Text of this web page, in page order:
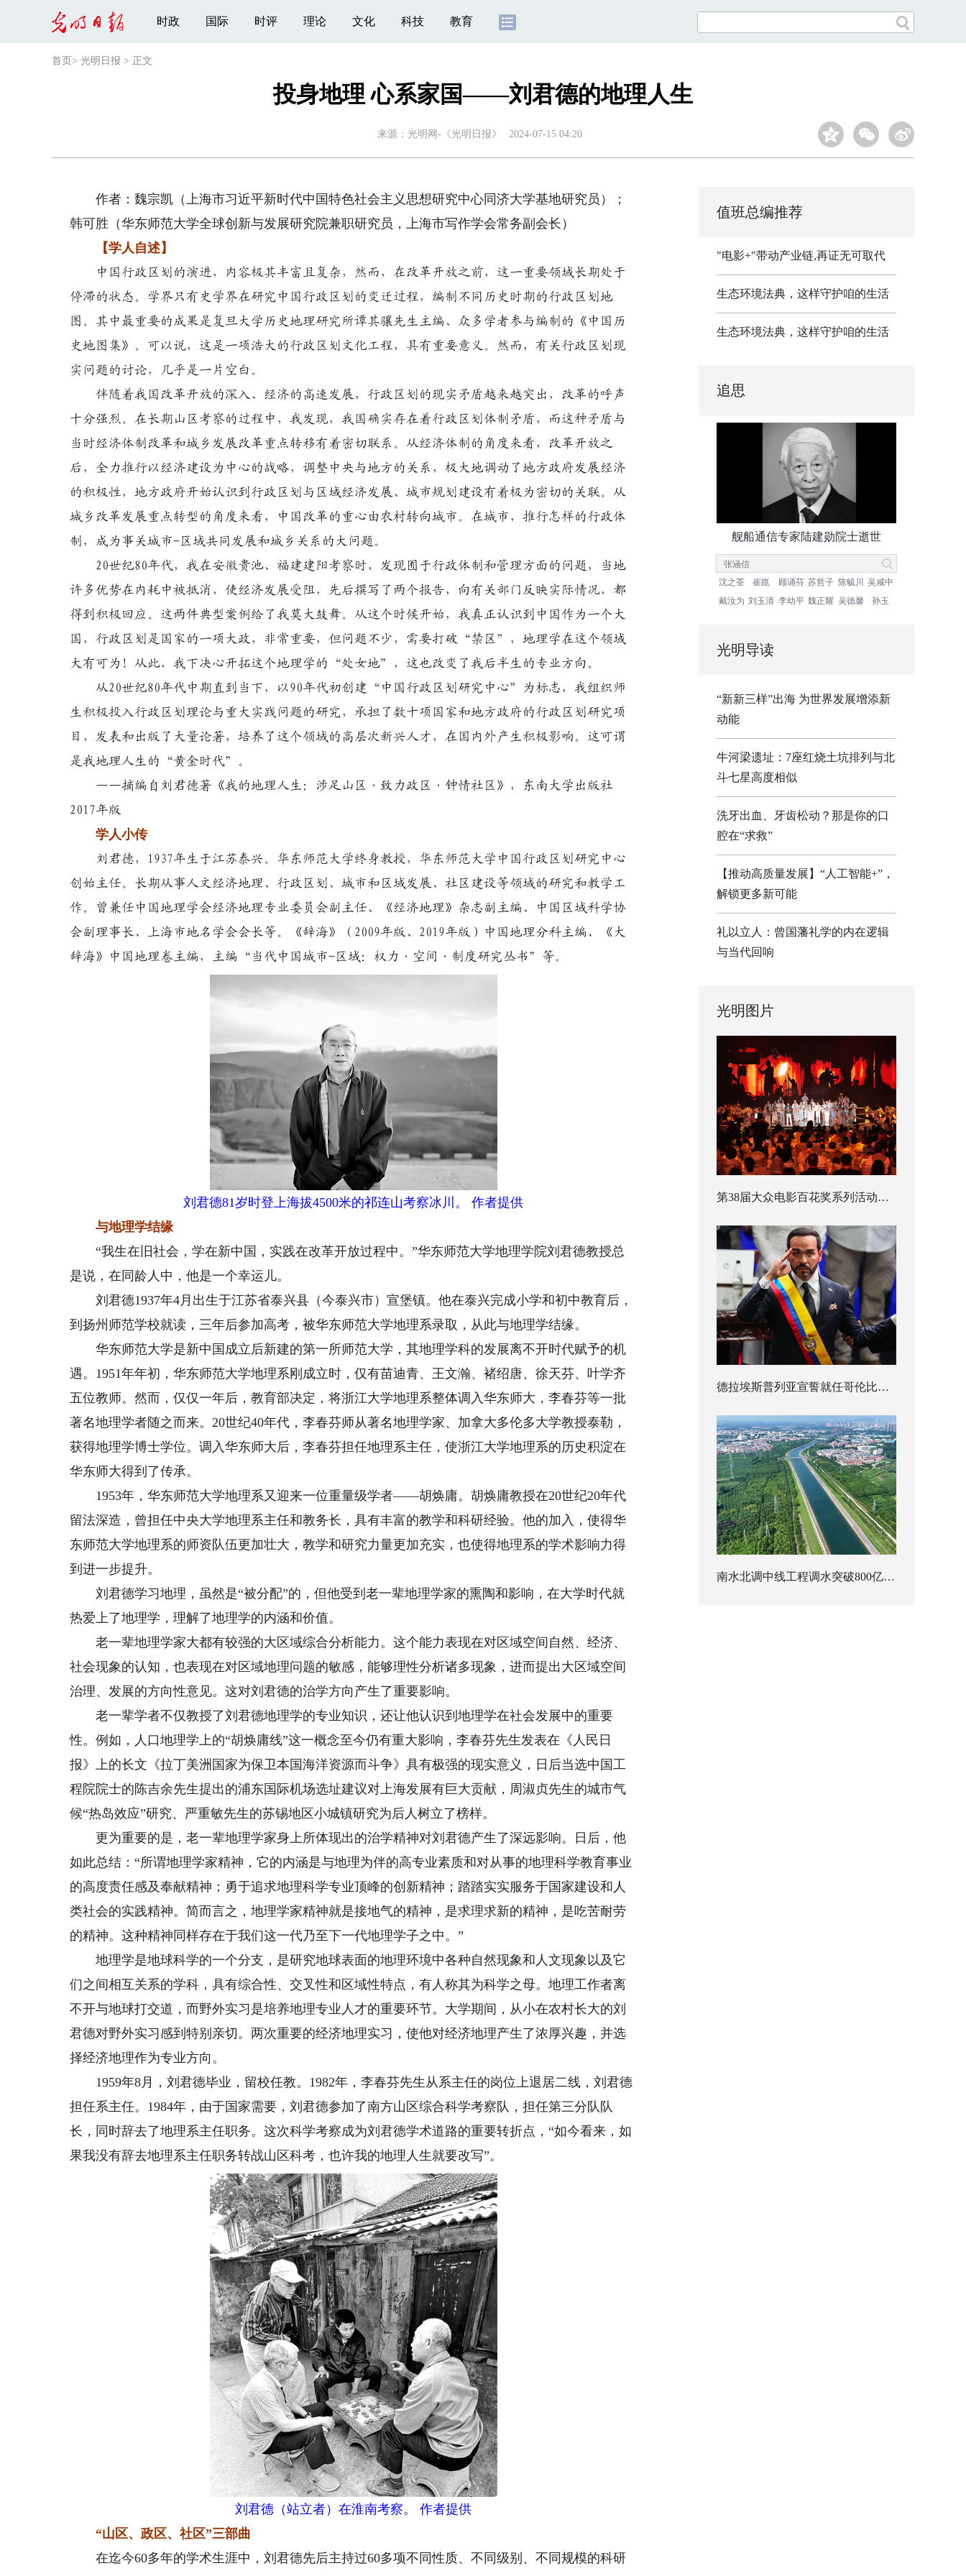
时政 国际 时评 理论 文化 科技 教育
首页 > 光明日报 > 正文
投身地理 心系家国——刘君德的地理人生
来源： 光明网-《光明日报》 2024-07-15 04:20
作者：魏宗凯（上海市习近平新时代中国特色社会主义思想研究中心同济大学基地研究员）；
韩可胜（华东师范大学全球创新与发展研究院兼职研究员，上海市写作学会常务副会长）
【学人自述】
中国行政区划的演进，内容极其丰富且复杂，然而，在改革开放之前，这一重要领域长期处于
停滞的状态。学界只有史学界在研究中国行政区划的变迁过程，编制不同历史时期的行政区划地
图。其中最重要的成果是复旦大学历史地理研究所谭其骧先生主编、众多学者参与编制的《中国历
史地图集》。可以说，这是一项浩大的行政区划文化工程，具有重要意义。然而，有关行政区划现
实问题的讨论，几乎是一片空白。
伴随着我国改革开放的深入、经济的高速发展，行政区划的现实矛盾越来越突出，改革的呼声
十分强烈。在长期山区考察的过程中，我发现，我国确实存在着行政区划体制矛盾，而这种矛盾与
当时经济体制改革和城乡发展改革重点转移有着密切联系。从经济体制的角度来看，改革开放之
后，全力推行以经济建设为中心的战略，调整中央与地方的关系，极大地调动了地方政府发展经济
的积极性，地方政府开始认识到行政区划与区域经济发展、城市规划建设有着极为密切的关联。从
城乡改革发展重点转型的角度来看，中国改革的重心由农村转向城市。在城市，推行怎样的行政体
制，成为事关城市-区域共同发展和城乡关系的大问题。
20世纪80年代，我在安徽贵池、福建建阳考察时，发现囿于行政体制和管理方面的问题，当地
许多优势在内耗中被抵消，使经济发展受阻，先后撰写了两个报告，向有关部门反映实际情况，都
得到积极回应。这两件典型案例给了我莫大鼓舞。从这个时候开始，我真正认识到中国作为一个大
国，行政区划是国家的一项大政，非常重要，但问题不少，需要打破“禁区”，地理学在这个领域
大有可为！从此，我下决心开拓这个地理学的“处女地”，这也改变了我后半生的专业方向。
从20世纪80年代中期直到当下，以90年代初创建“中国行政区划研究中心”为标志，我组织师
生积极投入行政区划理论与重大实践问题的研究，承担了数十项国家和地方政府的行政区划研究项
目，发表和出版了大量论著，培养了这个领域的高层次新兴人才，在国内外产生积极影响。这可谓
是我地理人生的“黄金时代”。
——摘编自刘君德著《我的地理人生：涉足山区·致力政区·钟情社区》，东南大学出版社
2017年版
学人小传
刘君德，1937年生于江苏泰兴。华东师范大学终身教授，华东师范大学中国行政区划研究中心
创始主任。长期从事人文经济地理、行政区划、城市和区域发展、社区建设等领域的研究和教学工
作。曾兼任中国地理学会经济地理专业委员会副主任、《经济地理》杂志副主编、中国区域科学协
会副理事长、上海市地名学会会长等。《辞海》（2009年版、2019年版）中国地理分科主编、《大
辞海》中国地理卷主编，主编“当代中国城市-区域：权力·空间·制度研究丛书”等。
刘君德81岁时登上海拔4500米的祁连山考察冰川。 作者提供
与地理学结缘
“我生在旧社会，学在新中国，实践在改革开放过程中。”华东师范大学地理学院刘君德教授总
是说，在同龄人中，他是一个幸运儿。
刘君德1937年4月出生于江苏省泰兴县（今泰兴市）宣堡镇。他在泰兴完成小学和初中教育后，
到扬州师范学校就读，三年后参加高考，被华东师范大学地理系录取，从此与地理学结缘。
华东师范大学是新中国成立后新建的第一所师范大学，其地理学科的发展离不开时代赋予的机
遇。1951年年初，华东师范大学地理系刚成立时，仅有苗迪青、王文瀚、褚绍唐、徐天芬、叶学齐
五位教师。然而，仅仅一年后，教育部决定，将浙江大学地理系整体调入华东师大，李春芬等一批
著名地理学者随之而来。20世纪40年代，李春芬师从著名地理学家、加拿大多伦多大学教授泰勒，
获得地理学博士学位。调入华东师大后，李春芬担任地理系主任，使浙江大学地理系的历史积淀在
华东师大得到了传承。
1953年，华东师范大学地理系又迎来一位重量级学者——胡焕庸。胡焕庸教授在20世纪20年代
留法深造，曾担任中央大学地理系主任和教务长，具有丰富的教学和科研经验。他的加入，使得华
东师范大学地理系的师资队伍更加壮大，教学和研究力量更加充实，也使得地理系的学术影响力得
到进一步提升。
刘君德学习地理，虽然是“被分配”的，但他受到老一辈地理学家的熏陶和影响，在大学时代就
热爱上了地理学，理解了地理学的内涵和价值。
老一辈地理学家大都有较强的大区域综合分析能力。这个能力表现在对区域空间自然、经济、
社会现象的认知，也表现在对区域地理问题的敏感，能够理性分析诸多现象，进而提出大区域空间
治理、发展的方向性意见。这对刘君德的治学方向产生了重要影响。
老一辈学者不仅教授了刘君德地理学的专业知识，还让他认识到地理学在社会发展中的重要
性。例如，人口地理学上的“胡焕庸线”这一概念至今仍有重大影响，李春芬先生发表在《人民日
报》上的长文《拉丁美洲国家为保卫本国海洋资源而斗争》具有极强的现实意义，日后当选中国工
程院院士的陈吉余先生提出的浦东国际机场选址建议对上海发展有巨大贡献，周淑贞先生的城市气
候“热岛效应”研究、严重敏先生的苏锡地区小城镇研究为后人树立了榜样。
更为重要的是，老一辈地理学家身上所体现出的治学精神对刘君德产生了深远影响。日后，他
如此总结：“所谓地理学家精神，它的内涵是与地理为伴的高专业素质和对从事的地理科学教育事业
的高度责任感及奉献精神；勇于追求地理科学专业顶峰的创新精神；踏踏实实服务于国家建设和人
类社会的实践精神。简而言之，地理学家精神就是接地气的精神，是求理求新的精神，是吃苦耐劳
的精神。这种精神同样存在于我们这一代乃至下一代地理学子之中。”
地理学是地球科学的一个分支，是研究地球表面的地理环境中各种自然现象和人文现象以及它
们之间相互关系的学科，具有综合性、交叉性和区域性特点，有人称其为科学之母。地理工作者离
不开与地球打交道，而野外实习是培养地理专业人才的重要环节。大学期间，从小在农村长大的刘
君德对野外实习感到特别亲切。两次重要的经济地理实习，使他对经济地理产生了浓厚兴趣，并选
择经济地理作为专业方向。
1959年8月，刘君德毕业，留校任教。1982年，李春芬先生从系主任的岗位上退居二线，刘君德
担任系主任。1984年，由于国家需要，刘君德参加了南方山区综合科学考察队，担任第三分队队
长，同时辞去了地理系主任职务。这次科学考察成为刘君德学术道路的重要转折点，“如今看来，如
果我没有辞去地理系主任职务转战山区科考，也许我的地理人生就要改写”。
刘君德（站立者）在淮南考察。 作者提供
“山区、政区、社区”三部曲
在迄今60多年的学术生涯中，刘君德先后主持过60多项不同性质、不同级别、不同规模的科研
值班总编推荐
"电影+"带动产业链,再证无可取代
生态环境法典，这样守护咱的生活
生态环境法典，这样守护咱的生活
追思
舰船通信专家陆建勋院士逝世
沈之荃 崔崑 顾诵芬 苏哲子 陈毓川
吴咸中
戴汝为 刘玉清 李幼平 魏正耀 吴德馨 孙玉
光明导读
“新新三样”出海 为世界发展增添新
动能
牛河梁遗址：7座红烧土坑排列与北
斗七星高度相似
洗牙出血、牙齿松动？那是你的口
腔在“求救”
【推动高质量发展】“人工智能+”，
解锁更多新可能
礼以立人：曾国藩礼学的内在逻辑
与当代回响
光明图片
第38届大众电影百花奖系列活动开幕
德拉埃斯普列亚宣誓就任哥伦比亚总统
南水北调中线工程调水突破800亿立方米